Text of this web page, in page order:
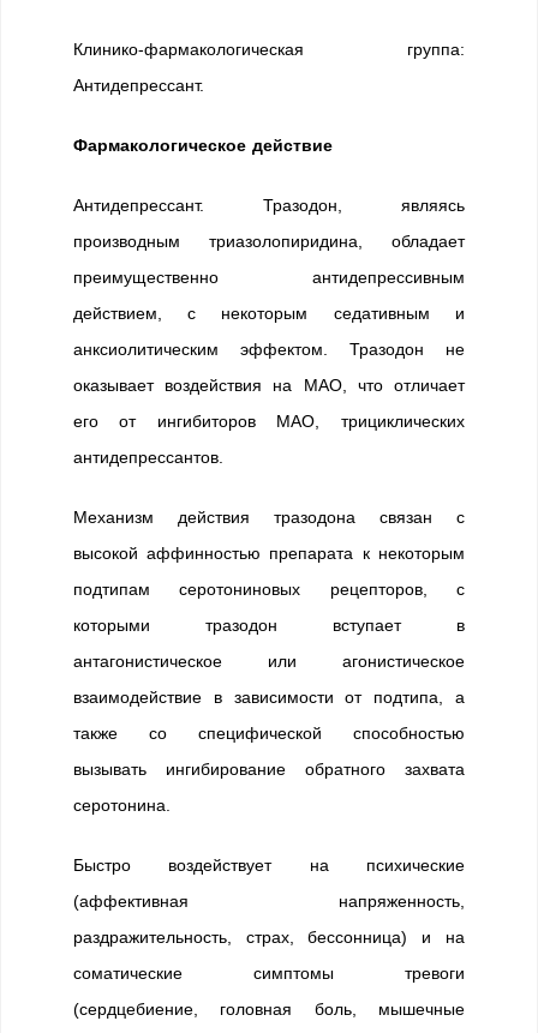
Клинико-фармакологическая группа:
Антидепрессант.
Фармакологическое действие
Антидепрессант. Тразодон, являясь
производным триазолопиридина, обладает
преимущественно антидепрессивным
действием, с некоторым седативным и
анксиолитическим эффектом. Тразодон не
оказывает воздействия на МАО, что отличает
его от ингибиторов МАО, трициклических
антидепрессантов.
Механизм действия тразодона связан с
высокой аффинностью препарата к некоторым
подтипам серотониновых рецепторов, с
которыми тразодон вступает в
антагонистическое или агонистическое
взаимодействие в зависимости от подтипа, а
также со специфической способностью
вызывать ингибирование обратного захвата
серотонина.
Быстро воздействует на психические
(аффективная напряженность,
раздражительность, страх, бессонница) и на
соматические симптомы тревоги
(сердцебиение, головная боль, мышечные